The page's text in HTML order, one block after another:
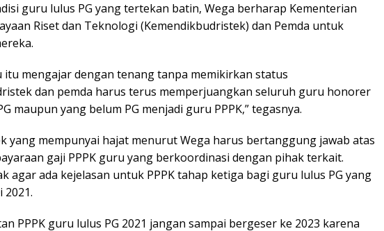
guru lulus PG yang tertekan batin, Wega berharap Kementerian
Riset dan Teknologi (Kemendikbudristek) dan Pemda untuk
mengajar dengan tenang tanpa memikirkan status
dan pemda harus terus memperjuangkan seluruh guru honorer
maupun yang belum PG menjadi guru PPPK,” tegasnya.
yang mempunyai hajat menurut Wega harus bertanggung jawab atas
gaji PPPK guru yang berkoordinasi dengan pihak terkait.
agar ada kejelasan untuk PPPK tahap ketiga bagi guru lulus PG yang
2021.
PPPK guru lulus PG 2021 jangan sampai bergeser ke 2023 karena